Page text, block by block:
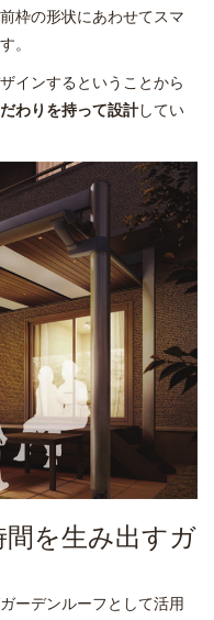
枠の形状にあわせてスマ
。
インするということから
わりを持って設計してい
を生み出すガ
ーデンルーフとして活用